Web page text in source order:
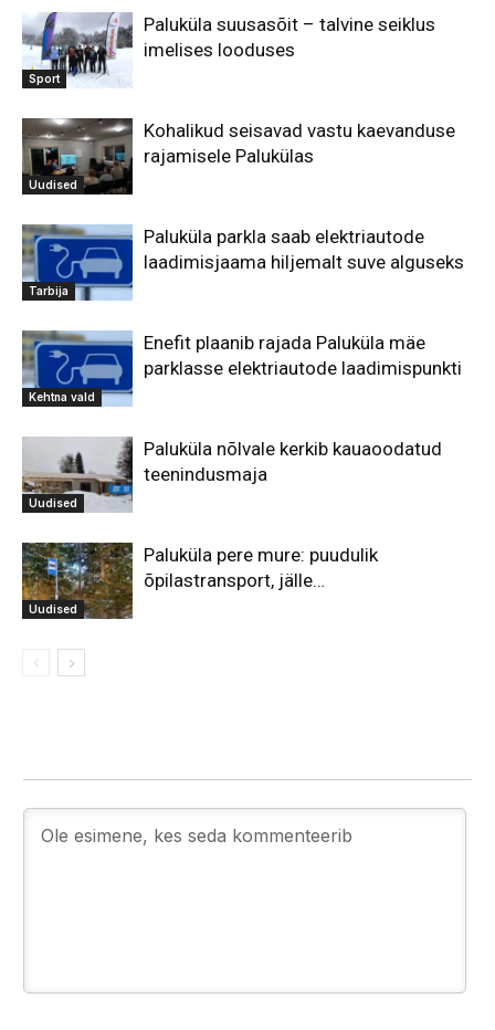
Sport
Paluküla suusasõit – talvine seiklus
imelises looduses
Uudised
Kohalikud seisavad vastu kaevanduse
rajamisele Palukülas
Tarbija
Paluküla parkla saab elektriautode
laadimisjaama hiljemalt suve alguseks
Kehtna vald
Enefit plaanib rajada Paluküla mäe
parklasse elektriautode laadimispunkti
Uudised
Paluküla nõlvale kerkib kauaoodatud
teenindusmaja
Uudised
Paluküla pere mure: puudulik
õpilastransport, jälle…